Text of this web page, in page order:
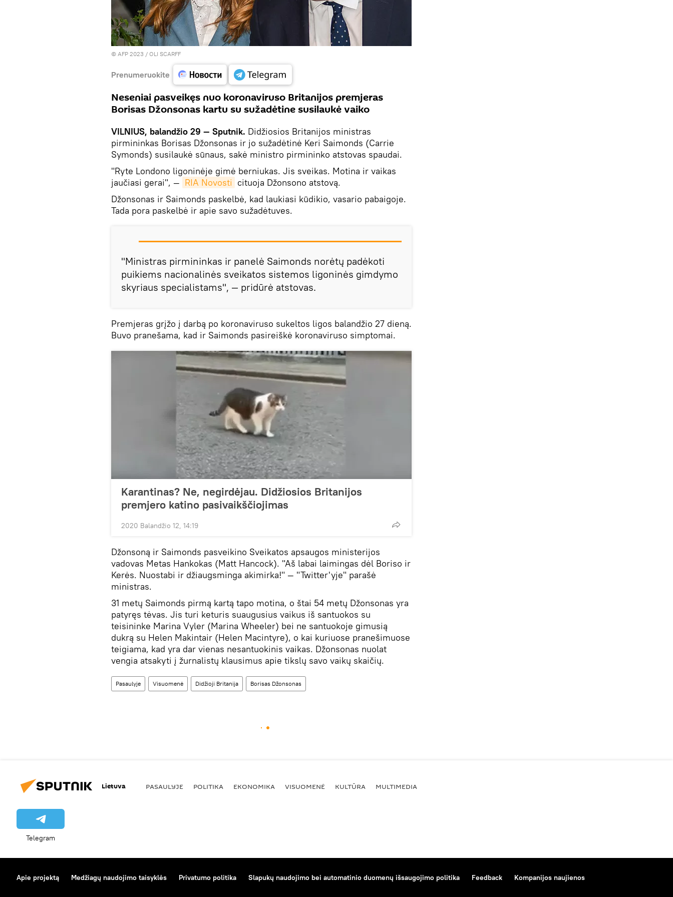
© AFP 2023 / OLI SCARFF
Prenumeruokite
Neseniai pasveikęs nuo koronaviruso Britanijos premjeras
Borisas Džonsonas kartu su sužadėtine susilaukė vaiko
VILNIUS, balandžio 29 — Sputnik. Didžiosios Britanijos ministras
pirmininkas Borisas Džonsonas ir jo sužadėtinė Keri Saimonds (Carrie
Symonds) susilaukė sūnaus, sakė ministro pirmininko atstovas spaudai.
"Ryte Londono ligoninėje gimė berniukas. Jis sveikas. Motina ir vaikas
jaučiasi gerai", — RIA Novosti cituoja Džonsono atstovą.
Džonsonas ir Saimonds paskelbė, kad laukiasi kūdikio, vasario pabaigoje.
Tada pora paskelbė ir apie savo sužadėtuves.
"Ministras pirmininkas ir panelė Saimonds norėtų padėkoti
puikiems nacionalinės sveikatos sistemos ligoninės gimdymo
skyriaus specialistams", — pridūrė atstovas.
Premjeras grįžo į darbą po koronaviruso sukeltos ligos balandžio 27 dieną.
Buvo pranešama, kad ir Saimonds pasireiškė koronaviruso simptomai.
Karantinas? Ne, negirdėjau. Didžiosios Britanijos
premjero katino pasivaikščiojimas
2020 Balandžio 12, 14:19
Džonsoną ir Saimonds pasveikino Sveikatos apsaugos ministerijos
vadovas Metas Hankokas (Matt Hancock). "Aš labai laimingas dėl Boriso ir
Kerės. Nuostabi ir džiaugsminga akimirka!" — "Twitter'yje" parašė
ministras.
31 metų Saimonds pirmą kartą tapo motina, o štai 54 metų Džonsonas yra
patyręs tėvas. Jis turi keturis suaugusius vaikus iš santuokos su
teisininke Marina Vyler (Marina Wheeler) bei ne santuokoje gimusią
dukrą su Helen Makintair (Helen Macintyre), o kai kuriuose pranešimuose
teigiama, kad yra dar vienas nesantuokinis vaikas. Džonsonas nuolat
vengia atsakyti į žurnalistų klausimus apie tikslų savo vaikų skaičių.
Pasaulyje Visuomenė Didžioji Britanija Borisas Džonsonas
Lietuva PASAULYJE POLITIKA EKONOMIKA VISUOMENĖ KULTŪRA MULTIMEDIA
Telegram
Apie projektą Medžiagų naudojimo taisyklės Privatumo politika Slapukų naudojimo bei automatinio duomenų išsaugojimo politika Feedback Kompanijos naujienos